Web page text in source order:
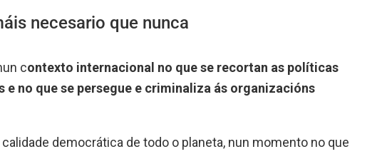
necesario que nunca
contexto internacional no que se recortan as políticas
e no que se persegue e criminaliza ás organizacións
democrática de todo o planeta, nun momento no que